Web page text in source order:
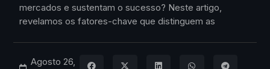
mercados e sustentam o sucesso? Neste artigo,
revelamos os fatores-chave que distinguem as
Agosto 26,